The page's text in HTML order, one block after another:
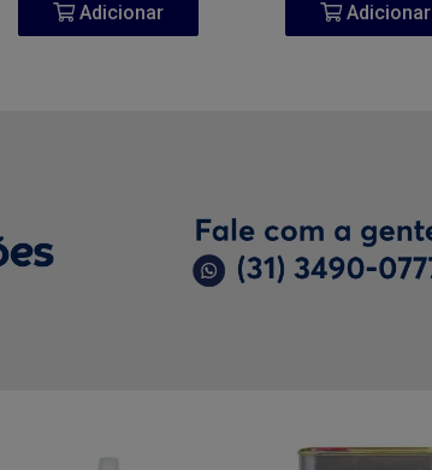
Adicionar Adicionar